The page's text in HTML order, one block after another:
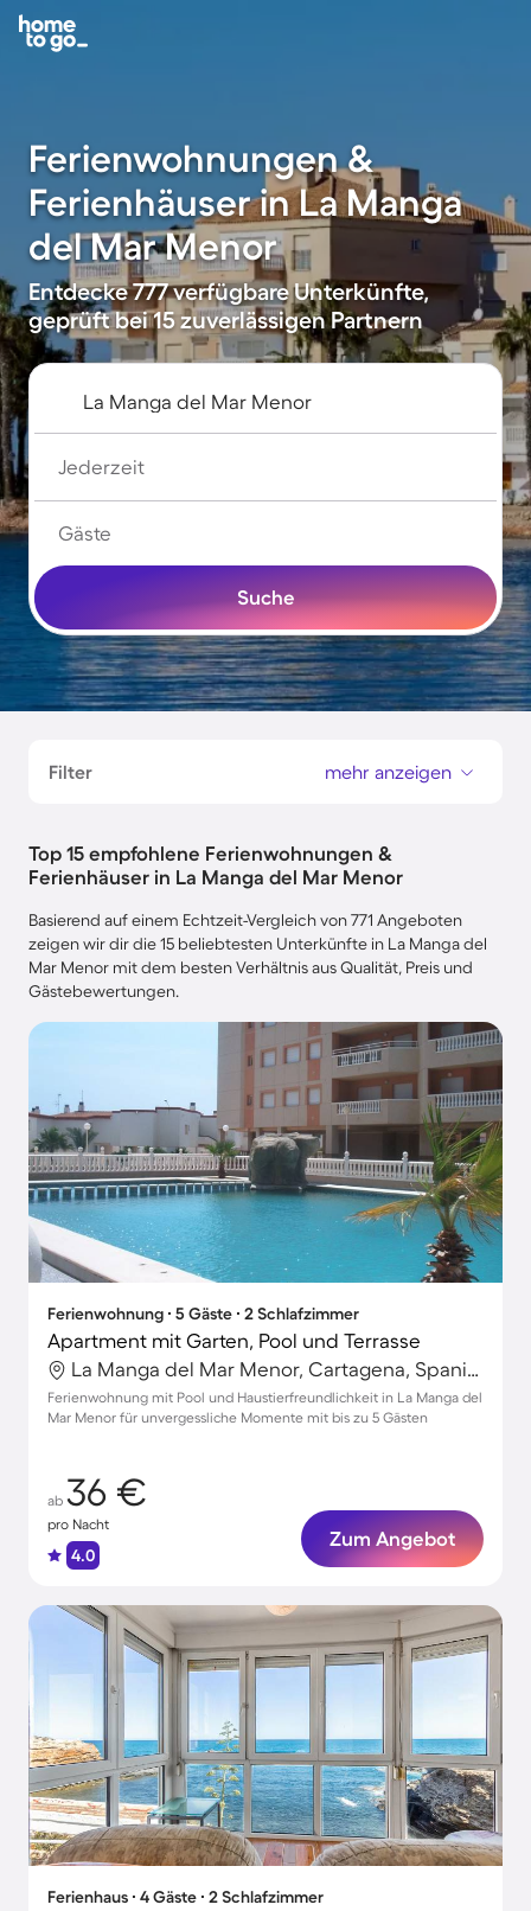
Ferienwohnungen &
Ferienhäuser in La Manga
del Mar Menor
Entdecke 777 verfügbare Unterkünfte,
geprüft bei 15 zuverlässigen Partnern
Jederzeit
Gäste
Suche
Filter mehr anzeigen
Top 15 empfohlene Ferienwohnungen &
Ferienhäuser in La Manga del Mar Menor
Basierend auf einem Echtzeit-Vergleich von 771 Angeboten
zeigen wir dir die 15 beliebtesten Unterkünfte in La Manga del
Mar Menor mit dem besten Verhältnis aus Qualität, Preis und
Gästebewertungen.
Ferienwohnung ∙ 5 Gäste ∙ 2 Schlafzimmer
Apartment mit Garten, Pool und Terrasse
La Manga del Mar Menor, Cartagena, Spanien
Ferienwohnung mit Pool und Haustierfreundlichkeit in La Manga del
Mar Menor für unvergessliche Momente mit bis zu 5 Gästen
ab 36 €
pro Nacht
4.0
Zum Angebot
Ferienhaus ∙ 4 Gäste ∙ 2 Schlafzimmer